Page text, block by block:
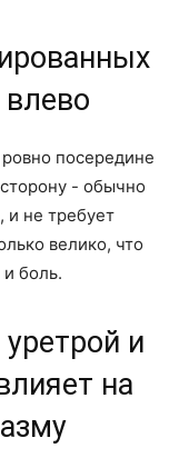
посередине
- обычно
и не требует
велико, что
боль.
и
на